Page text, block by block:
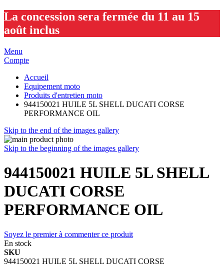
La concession sera fermée du 11 au 15
août inclus
Menu
Compte
Accueil
Equipement moto
Produits d'entretien moto
944150021 HUILE 5L SHELL DUCATI CORSE
PERFORMANCE OIL
Skip to the end of the images gallery
Skip to the beginning of the images gallery
944150021 HUILE 5L SHELL
DUCATI CORSE
PERFORMANCE OIL
Soyez le premier à commenter ce produit
En stock
SKU
944150021 HUILE 5L SHELL DUCATI CORSE